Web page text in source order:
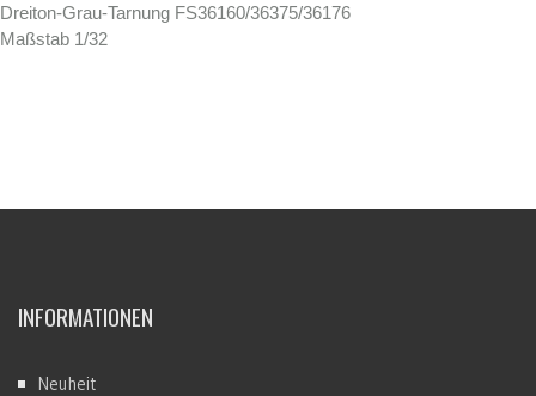
Dreiton-Grau-Tarnung FS36160/36375/36176
Maßstab 1/32
INFORMATIONEN
Neuheit